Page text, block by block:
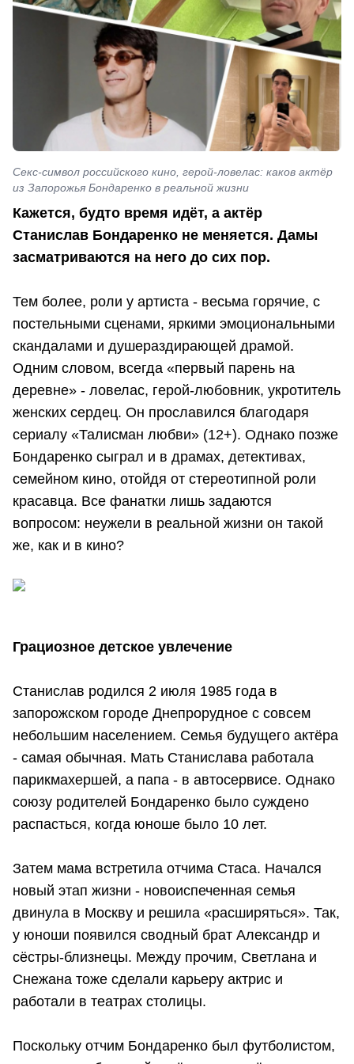
Секс-символ российского кино, герой-ловелас: каков актёр
из Запорожья Бондаренко в реальной жизни
Кажется, будто время идёт, а актёр
Станислав Бондаренко не меняется. Дамы
засматриваются на него до сих пор.
Тем более, роли у артиста - весьма горячие, с
постельными сценами, яркими эмоциональными
скандалами и душераздирающей драмой.
Одним словом, всегда «первый парень на
деревне» - ловелас, герой-любовник, укротитель
женских сердец. Он прославился благодаря
сериалу «Талисман любви» (12+). Однако позже
Бондаренко сыграл и в драмах, детективах,
семейном кино, отойдя от стереотипной роли
красавца. Все фанатки лишь задаются
вопросом: неужели в реальной жизни он такой
же, как и в кино?
Грациозное детское увлечение
Станислав родился 2 июля 1985 года в
запорожском городе Днепрорудное с совсем
небольшим населением. Семья будущего актёра
- самая обычная. Мать Станислава работала
парикмахершей, а папа - в автосервисе. Однако
союзу родителей Бондаренко было суждено
распасться, когда юноше было 10 лет.
Затем мама встретила отчима Стаса. Начался
новый этап жизни - новоиспеченная семья
двинула в Москву и решила «расширяться». Так,
у юноши появился сводный брат Александр и
сёстры-близнецы. Между прочим, Светлана и
Снежана тоже сделали карьеру актрис и
работали в театрах столицы.
Поскольку отчим Бондаренко был футболистом,